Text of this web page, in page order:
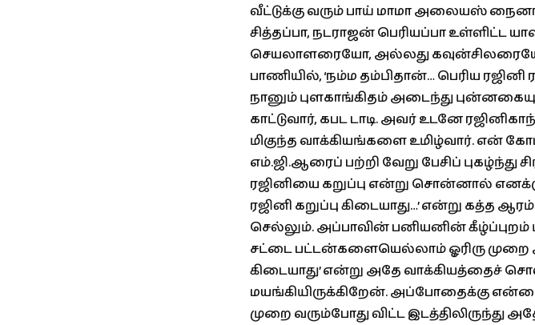
வீட்டுக்கு வரும் பாய் மாமா அலையஸ்
சித்தப்பா, நடராஜன் பெரியப்பா உள்ளிட்ட
செயலாளரையோ, அல்லது
பாணியில், ‘நம்ம தம்பிதான்… பெரிய ரஜினி
நானும் புளகாங்கிதம் அடைந்து
காட்டுவார், கபட டாடி. அவர் உடனே
மிகுந்த வாக்கியங்களை உமிழ்வார். என்
எம்.ஜி.ஆரைப் பற்றி வேறு பேசிப் புகழ்ந்து
ரஜினியை கறுப்பு என்று சொன்னால்
ரஜினி கறுப்பு கிடையாது…’ என்று கத்த
செல்லும். அப்பாவின் பனியனின்
சட்டை பட்டன்களையெல்லாம் ஓரிரு முறை
கிடையாது’ என்று அதே வாக்கியத்தைச்
மயங்கியிருக்கிறேன். அப்போதைக்கு என்னை
முறை வரும்போது விட்ட இடத்திலிருந்து